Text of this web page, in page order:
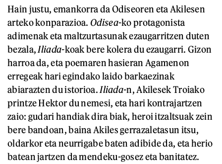
Hain justu, emankorra da Odiseoren eta Akilesen
arteko konparazioa. Odisea-ko protagonista
adimenak eta maltzurtasunak ezaugarritzen duten
bezala, Iliada-koak bere kolera du ezaugarri. Gizon
harroa da, eta poemaren hasieran Agamenon
erregeak hari egindako laido barkaezinak
abiarazten du istorioa. Iliada-n, Akilesek Troiako
printze Hektor du nemesi, eta hari kontrajartzen
zaio: gudari handiak dira biak, heroi itzaltsuak zein
bere bandoan, baina Akiles gerrazaletasun itsu,
oldarkor eta neurrigabe baten adibide da, eta herio
batean jartzen da mendeku-gosez eta banitatez.